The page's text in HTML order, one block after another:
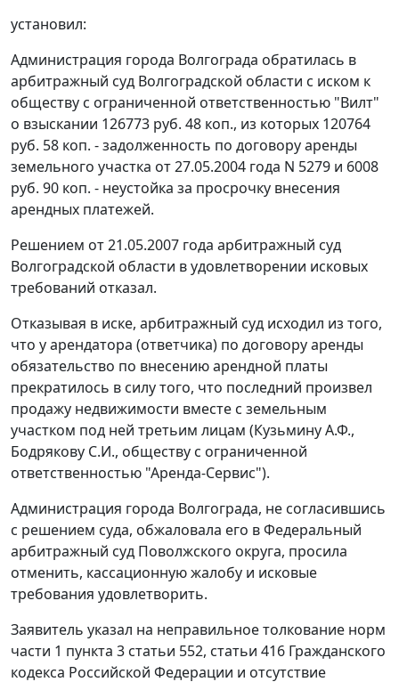
установил:
Администрация города Волгограда обратилась в
арбитражный суд Волгоградской области с иском к
обществу с ограниченной ответственностью "Вилт"
о взыскании 126773 руб. 48 коп., из которых 120764
руб. 58 коп. - задолженность по договору аренды
земельного участка от 27.05.2004 года N 5279 и 6008
руб. 90 коп. - неустойка за просрочку внесения
арендных платежей.
Решением от 21.05.2007 года арбитражный суд
Волгоградской области в удовлетворении исковых
требований отказал.
Отказывая в иске, арбитражный суд исходил из того,
что у арендатора (ответчика) по договору аренды
обязательство по внесению арендной платы
прекратилось в силу того, что последний произвел
продажу недвижимости вместе с земельным
участком под ней третьим лицам (Кузьмину А.Ф.,
Бодрякову С.И., обществу с ограниченной
ответственностью "Аренда-Сервис").
Администрация города Волгограда, не согласившись
с решением суда, обжаловала его в Федеральный
арбитражный суд Поволжского округа, просила
отменить, кассационную жалобу и исковые
требования удовлетворить.
Заявитель указал на неправильное толкование норм
части 1 пункта 3 статьи 552, статьи 416 Гражданского
кодекса Российской Федерации и отсутствие